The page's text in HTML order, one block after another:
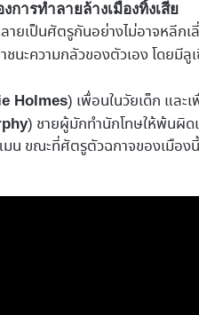
การทำลายล้างเมืองทิ้งเสีย
ยเป็นศัตรูกันอย่างไม่อาจหลีกเ
าชนะความกลัวของตัวเอง โดยมี
Holmes) เพื่อนในวัยเด็ก และ
) ชายผู้มักทำนักโทษให้พ้นผิด
น ขณะที่ศัตรูตัวฉกาจของเมือง